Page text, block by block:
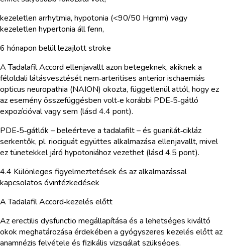
kezeletlen arrhytmia, hypotonia (<90/50 Hgmm) vagy
kezeletlen hypertonia áll fenn,
6 hónapon belül lezajlott stroke
A Tadalafil Accord ellenjavallt azon betegeknek, akiknek a
féloldali látásvesztését nem‑arteritises anterior ischaemiás
opticus neuropathia (NAION) okozta, függetlenül attól, hogy ez
az esemény összefüggésben volt‑e korábbi PDE‑5‑gátló
expozícióval vagy sem (lásd 4.4 pont).
PDE‑5‑gátlók – beleérteve a tadalafilt – és guanilát‑cikláz
serkentők, pl. riociguát együttes alkalmazása ellenjavallt, mivel
ez tünetekkel járó hypotoniához vezethet (lásd 4.5 pont).
4.4 Különleges figyelmeztetések és az alkalmazással
kapcsolatos óvintézkedések
A Tadalafil Accord‑kezelés előtt
Az erectilis dysfunctio megállapítása és a lehetséges kiváltó
okok meghatározása érdekében a gyógyszeres kezelés előtt az
anamnézis felvétele és fizikális vizsgálat szükséges.